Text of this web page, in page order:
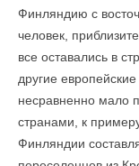
Финляндию с
человек,
все оставались в
другие
несравненно мало
странами, к
Финляндии